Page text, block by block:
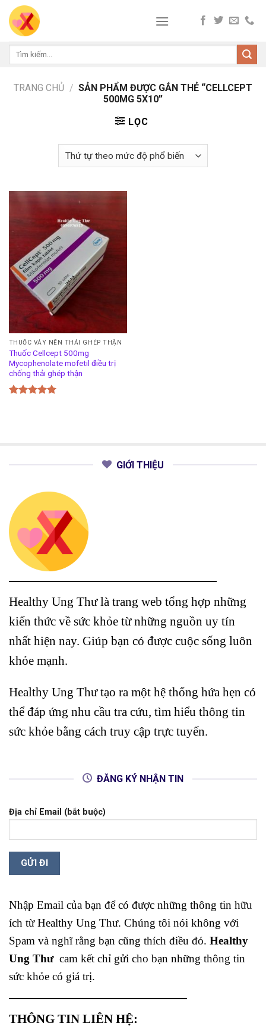
Skip
content
Tìm
TRANG CHỦ / SẢN PHẨM ĐƯỢC GẮN THẺ “CELLCEPT
500MG 5X10”
LỌC
THUỐC VẢY NẾN THẢI GHÉP THẬN
Thuốc Cellcept 500mg
Mycophenolate mofetil điều trị
chống thải ghép thận
GIỚI THIỆU
Healthy Ung Thư là trang web tổng hợp những
kiến thức về sức khỏe từ những nguồn uy tín
nhất hiện nay. Giúp bạn có được cuộc sống luôn
khỏe mạnh.
Healthy Ung Thư tạo ra một hệ thống hứa hẹn có
thể đáp ứng nhu cầu tra cứu, tìm hiểu thông tin
sức khỏe bằng cách truy cập trực tuyến.
ĐĂNG KÝ NHẬN TIN
Địa chỉ Email (bắt buộc)
Nhập Email của bạn để có được những thông tin hữu
ích từ Healthy Ung Thư. Chúng tôi nói không với
Spam và nghĩ rằng bạn cũng thích điều đó. Healthy
Ung Thư cam kết chỉ gửi cho bạn những thông tin
sức khỏe có giá trị.
THÔNG TIN LIÊN HỆ: